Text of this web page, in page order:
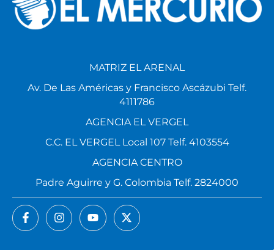
MATRIZ EL ARENAL
Av. De Las Américas y Francisco Ascázubi Telf.
4111786
AGENCIA EL VERGEL
C.C. EL VERGEL Local 107 Telf. 4103554
AGENCIA CENTRO
Padre Aguirre y G. Colombia Telf. 2824000